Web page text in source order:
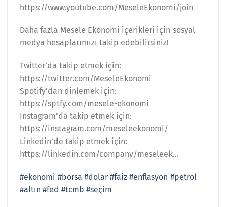
https://www.youtube.com/MeseleEkonomi/join
Daha fazla Mesele Ekonomi içerikleri için sosyal
medya hesaplarımızı takip edebilirsiniz!
Twitter’da takip etmek için:
https://twitter.com/MeseleEkonomi
Spotify’dan dinlemek için:
https://sptfy.com/mesele-ekonomi
Instagram’da takip etmek için:
https://instagram.com/meseleekonomi/
Linkedin’de takip etmek için:
https://linkedin.com/company/meseleek…
#ekonomi #borsa #dolar #faiz #enflasyon #petrol
#altın #fed #tcmb #seçim